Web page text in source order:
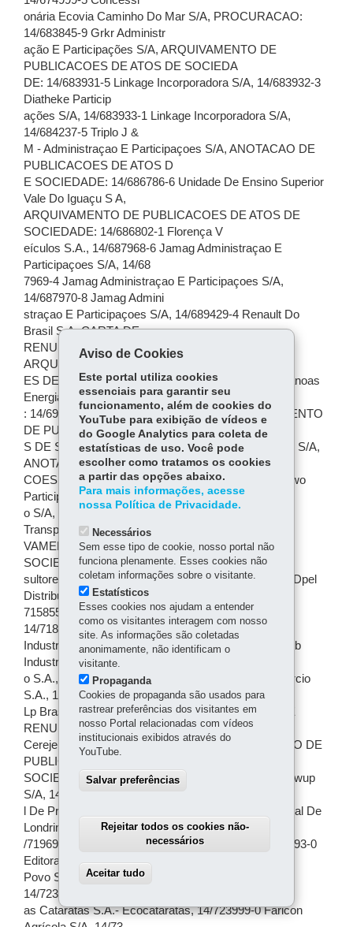
onária Ecovia Caminho Do Mar S/A, PROCURACAO:
14/683845-9 Grkr Administr
ação E Participações S/A, ARQUIVAMENTO DE
PUBLICACOES DE ATOS DE SOCIEDA
DE: 14/683931-5 Linkage Incorporadora S/A, 14/683932-3
Diatheke Particip
ações S/A, 14/683933-1 Linkage Incorporadora S/A,
14/684237-5 Triplo J &
M - Administraçao E Participaçoes S/A, ANOTACAO DE
PUBLICACOES DE ATOS D
E SOCIEDADE: 14/686786-6 Unidade De Ensino Superior
Vale Do Iguaçu S A,
ARQUIVAMENTO DE PUBLICACOES DE ATOS DE
SOCIEDADE: 14/686802-1 Florença V
eículos S.A., 14/687968-6 Jamag Administraçao E
Participaçoes S/A, 14/68
7969-4 Jamag Administraçao E Participaçoes S/A,
14/687970-8 Jamag Admini
straçao E Participaçoes S/A, 14/689429-4 Renault Do
Brasil S.A, CARTA DE
RENUNCIA: 14/690343-9 Prime Participações S/A,
ARQUIVAMENTO DE PUBLICACO
ES DE ATOS DE SOCIEDADE: 14/690390-0 Rio Canoas
Energia S.A., PROCURACAO
: 14/690481-8 Mvso Participações S/A, ARQUIVAMENTO
DE PUBLICACOES DE ATO
S DE SOCIEDADE: 14/700912-0 Bisente - Factoring S/A,
ANOTACAO DE PUBLICA
COES DE ATOS DE SOCIEDADE: 14/702092-1 Mtwo
Participações E Gerenciament
o S/A, PROCURACAO: 14/703641-0 Cattani S.A.
Transportes E Turismo, ARQUI
VAMENTO DE PUBLICACOES DE ATOS DE
SOCIEDADE: 14/715701-3 Intertechne Con
sultores S.A., CARTA DE RENUNCIA: 14/715854-0 Dpel
Distribuição S.A, 14/
715855-9 Hi - Mix Eletrônicos S/A, PROCURACAO:
14/718833-4 Lp Brasil Osb
Industria E Comércio S.A., 14/718834-2 Lp Brasil Osb
Industria E Comérci
o S.A., 14/718835-0 Lp Brasil Osb Industria E Comércio
S.A., 14/718848-2
Lp Brasil Osb Industria E Comércio S.A., CARTA DE
RENUNCIA: 14/719240-4
Cerejeira Geração De Energia S/A, ARQUIVAMENTO DE
PUBLICACOES DE ATOS DE
SOCIEDADE: 14/719457-1 Central De Produções Gwup
S/A, 14/719458-0 Centra
l De Produções Gwup S/A, 14/719691-4 Editora Jornal De
Londrina S.A., 14
/719692-2 Editora O Estado Do Parana S/A, 14/719693-0
Editora Gazeta Do
Povo S/A, 14/720726-6 Qualytpar Participação S.A.,
14/723883-8 Rodovia D
as Cataratas S.A.- Ecocataratas, 14/723999-0 Faricon
Aviso de Cookies
Este portal utiliza cookies
essenciais para garantir seu
funcionamento, além de cookies do
YouTube para exibição de vídeos e
do Google Analytics para coleta de
estatísticas de uso. Você pode
escolher como tratamos os cookies
a partir das opções abaixo.
Para mais informações, acesse
nossa Política de Privacidade.
Necessários
Sem esse tipo de cookie, nosso portal não
funciona plenamente. Esses cookies não
coletam informações sobre o visitante.
Estatísticos
Esses cookies nos ajudam a entender
como os visitantes interagem com nosso
site. As informações são coletadas
anonimamente, não identificam o
visitante.
Propaganda
Cookies de propaganda são usados para
rastrear preferências dos visitantes em
nosso Portal relacionadas com vídeos
institucionais exibidos através do
YouTube.
Salvar preferências
Rejeitar todos os cookies não-
necessários
Aceitar tudo